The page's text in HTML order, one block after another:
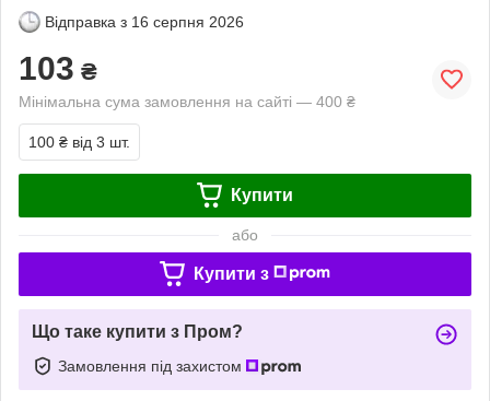
Відправка з 16 серпня 2026
103 ₴
Мінімальна сума замовлення на сайті — 400 ₴
100 ₴ від 3 шт.
Купити
або
Купити з
Що таке купити з Пром?
Замовлення під захистом